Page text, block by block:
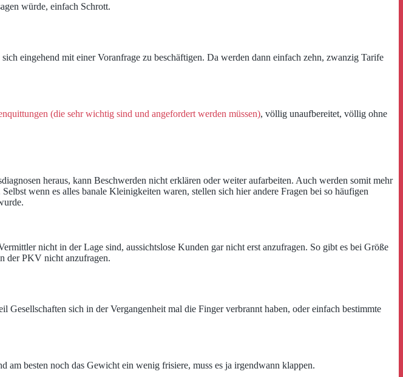
würde, einfach Schrott.
eingehend mit einer Voranfrage zu beschäftigen. Da werden dann einfach zehn, zwanzig Tarife
(die sehr wichtig sind und angefordert werden müssen), völlig unaufbereitet, völlig ohne
heraus, kann Beschwerden nicht erklären oder weiter aufarbeiten. Auch werden somit mehr
wenn es alles banale Kleinigkeiten waren, stellen sich hier andere Fragen bei so häufigen
nicht in der Lage sind, aussichtslose Kunden gar nicht erst anzufragen. So gibt es bei Größe
der PKV nicht anzufragen.
sich in der Vergangenheit mal die Finger verbrannt haben, oder einfach bestimmte
am besten noch das Gewicht ein wenig frisiere, muss es ja irgendwann klappen.